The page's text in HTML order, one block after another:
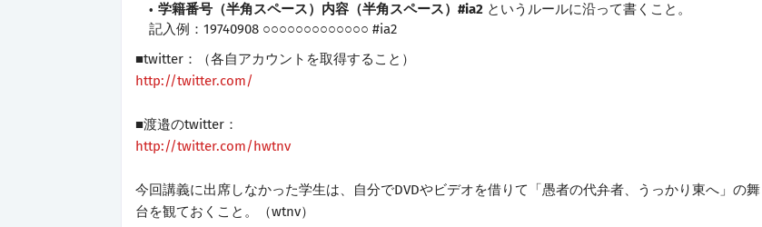
学籍番号（半角スペース）内容（半角スペース）#ia2 というルールに沿って書くこと。
記入例：19740908 ○○○○○○○○○○○○○ #ia2
■twitter：（各自アカウントを取得すること）
http://twitter.com/
■渡邉のtwitter：
http://twitter.com/hwtnv
今回講義に出席しなかった学生は、自分でDVDやビデオを借りて「愚者の代弁者、うっかり東へ」の舞
台を観ておくこと。（wtnv）